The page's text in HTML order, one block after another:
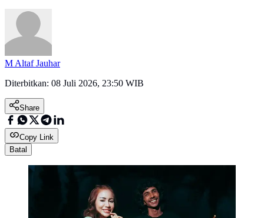
M Altaf Jauhar
Diterbitkan: 08 Juli 2026, 23:50 WIB
Share
Copy Link
Batal